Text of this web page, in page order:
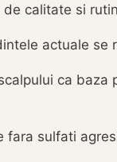
de calitate si
actuale se
ca baza
fara sulfati